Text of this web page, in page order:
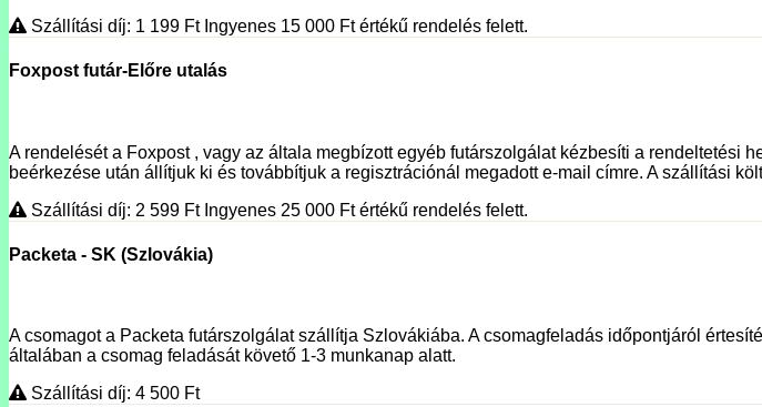
Szállítási díj: 1 199 Ft Ingyenes 15 000 Ftértékű rendelés felett.
Foxpost futár-Előre utalás
A rendelését a Foxpost , vagy az általa megbízott egyéb futárszolgálat kézbesíti a rendeltetési
beérkezése után állítjuk ki és továbbítjuk a regisztrációnál megadott e-mail címre. A szállítási
Szállítási díj: 2 599 Ft Ingyenes 25 000 Ftértékű rendelés felett.
Packeta - SK (Szlovákia)
A csomagot a Packeta futárszolgálat szállítja Szlovákiába. A csomagfeladás időpontjáról
általában a csomag feladását követő 1-3 munkanap alatt.
Szállítási díj: 4 500 Ft